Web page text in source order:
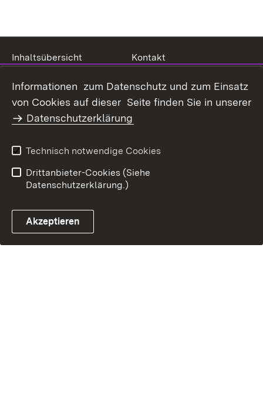
Inhaltsübersicht
Kontakt
Barrierefreiheit
Benutzungshinweise
Impressum
Informationen zum Datenschutz und zum Einsatz
von Cookies auf dieser Seite finden Sie in unserer
Datenschutzerklärung
Technisch notwendige Cookies
Drittanbieter-Cookies (Siehe
Datenschutzerklärung.)
Akzeptieren